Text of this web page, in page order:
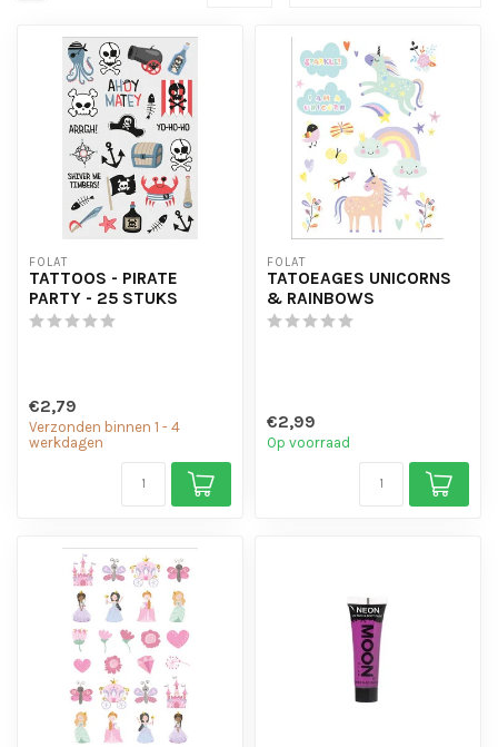
FOLAT
TATTOOS - PIRATE
PARTY - 25 STUKS
€2,79
Verzonden binnen 1 - 4
werkdagen
FOLAT
TATOEAGES UNICORNS
& RAINBOWS
€2,99
Op voorraad